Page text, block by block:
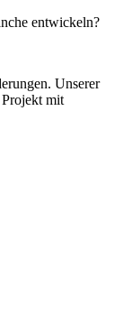
entwickeln?
Unserer
mit